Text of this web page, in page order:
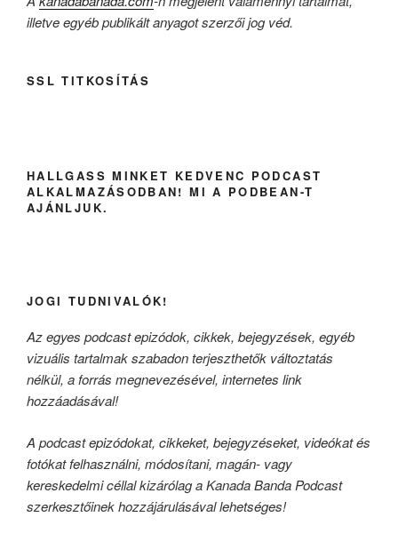
illetve egyéb publikált anyagot szerzői jog véd.
SSL TITKOSÍTÁS
HALLGASS MINKET KEDVENC PODCAST
ALKALMAZÁSODBAN! MI A PODBEAN-T
AJÁNLJUK.
JOGI TUDNIVALÓK!
Az egyes podcast epizódok, cikkek, bejegyzések, egyéb
vizuális tartalmak szabadon terjeszthetők változtatás
nélkül, a forrás megnevezésével, internetes link
hozzáadásával!
A podcast epizódokat, cikkeket, bejegyzéseket, videókat és
fotókat felhasználni, módosítani, magán- vagy
kereskedelmi céllal kizárólag a Kanada Banda Podcast
szerkesztőinek hozzájárulásával lehetséges!